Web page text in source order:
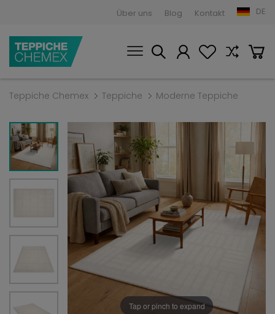
Über uns Blog Kontakt DE
Teppiche Chemex Teppiche Moderne Teppiche
Tap or pinch to expand